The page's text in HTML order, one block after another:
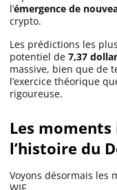
l’émergence de
crypto.
Les prédictions les
potentiel de 7,37
massive, bien que de
l’exercice théorique
rigoureuse.
Les
l’histoire du
Voyons désormais les